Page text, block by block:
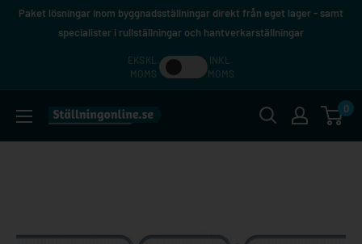
HoppaPaket lösningar inom byggnadsställningar direkt från eget lager - samt
specialister i rullställningar och hantverkarställningar
EKSKL.
MOMS
INKL.
MOMS
Ställningonline.se
0